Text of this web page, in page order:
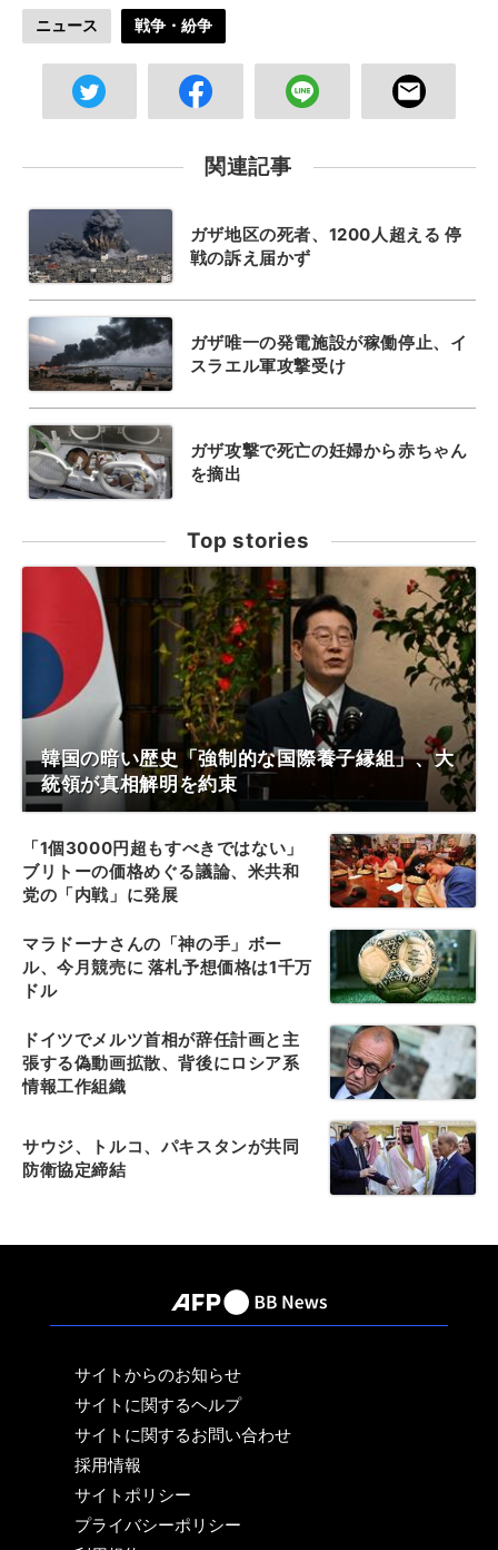
ニュース 戦争・紛争
関連記事
ガザ地区の死者、1200人超える 停
戦の訴え届かず
ガザ唯一の発電施設が稼働停止、イ
スラエル軍攻撃受け
ガザ攻撃で死亡の妊婦から赤ちゃん
を摘出
Top stories
韓国の暗い歴史「強制的な国際養子縁組」、大
統領が真相解明を約束
「1個3000円超もすべきではない」
ブリトーの価格めぐる議論、米共和
党の「内戦」に発展
マラドーナさんの「神の手」ボー
ル、今月競売に 落札予想価格は1千万
ドル
ドイツでメルツ首相が辞任計画と主
張する偽動画拡散、背後にロシア系
情報工作組織
サウジ、トルコ、パキスタンが共同
防衛協定締結
サイトからのお知らせ
サイトに関するヘルプ
サイトに関するお問い合わせ
採用情報
サイトポリシー
プライバシーポリシー